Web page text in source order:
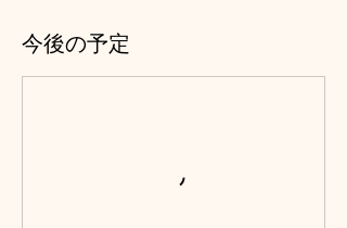
今後の予定